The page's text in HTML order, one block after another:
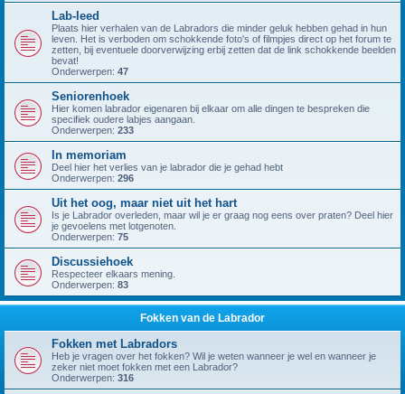
Lab-leed
Plaats hier verhalen van de Labradors die minder geluk hebben gehad in hun
leven. Het is verboden om schokkende foto's of filmpjes direct op het forum te
zetten, bij eventuele doorverwijzing erbij zetten dat de link schokkende beelden
bevat!
Onderwerpen: 47
Seniorenhoek
Hier komen labrador eigenaren bij elkaar om alle dingen te bespreken die
specifiek oudere labjes aangaan.
Onderwerpen: 233
In memoriam
Deel hier het verlies van je labrador die je gehad hebt
Onderwerpen: 296
Uit het oog, maar niet uit het hart
Is je Labrador overleden, maar wil je er graag nog eens over praten? Deel hier
je gevoelens met lotgenoten.
Onderwerpen: 75
Discussiehoek
Respecteer elkaars mening.
Onderwerpen: 83
Fokken van de Labrador
Fokken met Labradors
Heb je vragen over het fokken? Wil je weten wanneer je wel en wanneer je
zeker niet moet fokken met een Labrador?
Onderwerpen: 316